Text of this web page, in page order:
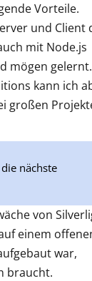
Vorteile.
und Client
mit Node.js
mögen gelernt.
kann ich
großen
nächste
von
einem
war,
braucht.